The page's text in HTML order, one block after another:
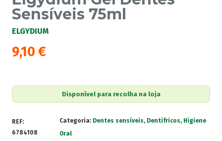
Sensíveis 75ml
ELGYDIUM
9,10 €
Disponível para recolha na loja
REF:
6784108
Categoria: Dentes sensíveis, Dentífricos, Higiene
Oral